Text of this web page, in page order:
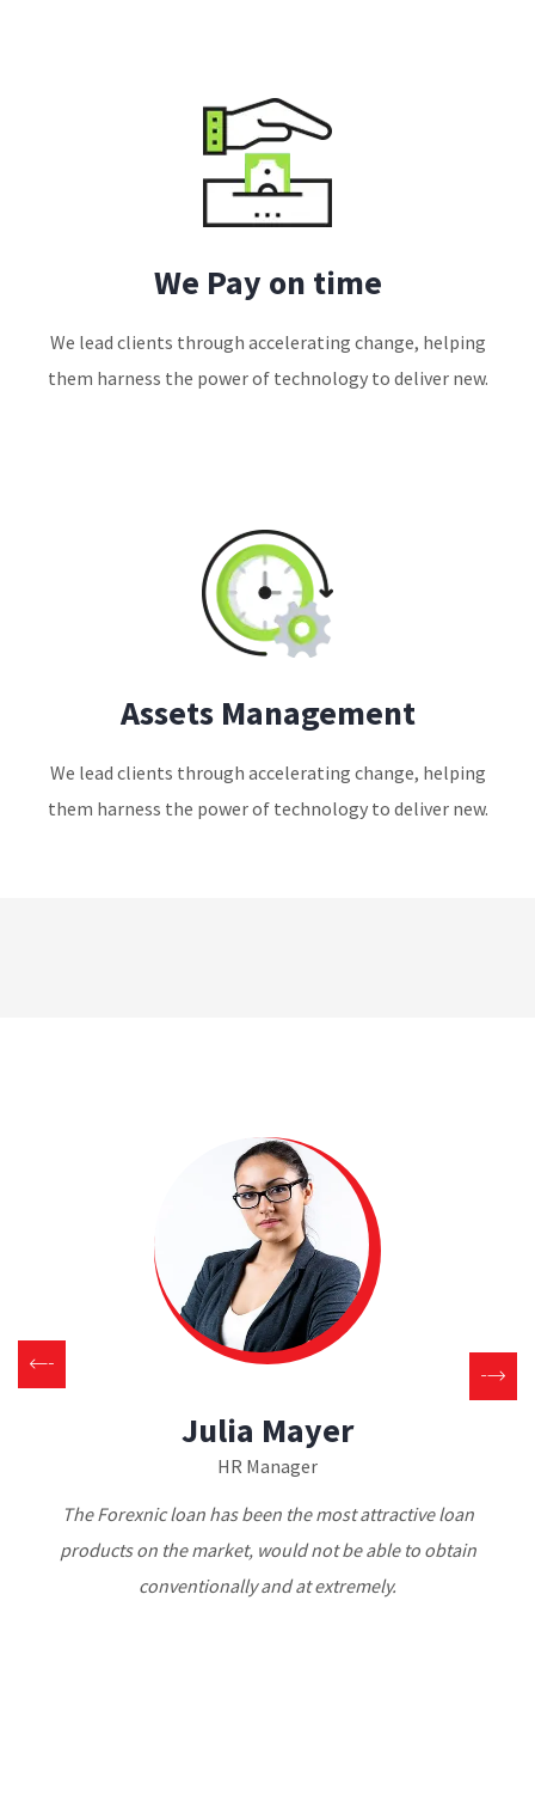
We Pay on time
We lead clients through accelerating change, helping
them harness the power of technology to deliver new.
Assets Management
We lead clients through accelerating change, helping
them harness the power of technology to deliver new.
Julia Mayer
HR Manager
The Forexnic loan has been the most attractive loan
products on the market, would not be able to obtain
conventionally and at extremely.